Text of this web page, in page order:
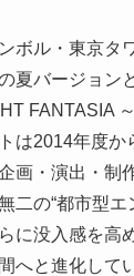
ボル・東京タ
夏バージョン
FANTASIA
は2014年度か
画・演出・制
二の“都市型エ
に没入感を高
へと進化して